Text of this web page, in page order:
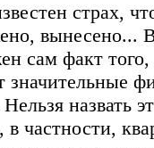
страх,
вынесено...
сам факт
назвать
частности,